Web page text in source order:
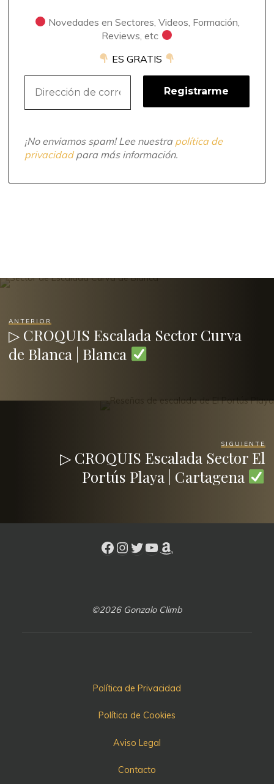
Novedades en Sectores, Videos, Formación,
Reviews, etc
ES GRATIS
¡No enviamos spam! Lee nuestra política de
privacidadpara más información.
ANTERIOR
▷ CROQUIS Escalada Sector Curva
de Blanca | Blanca
SIGUIENTE
▷ CROQUIS Escalada Sector El
Portús Playa | Cartagena
©2026 Gonzalo Climb
Política de Privacidad
Política de Cookies
Aviso Legal
Contacto